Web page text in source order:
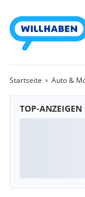
Startseite Auto &
TOP-ANZEIGEN